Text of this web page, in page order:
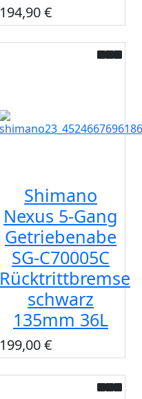
194,90 €
Shimano
Nexus 5-Gang
Getriebenabe
SG-C70005C
Rücktrittbremse
schwarz
135mm 36L
199,00 €